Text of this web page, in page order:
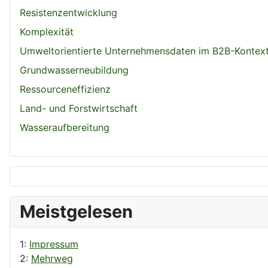
Resistenzentwicklung
Komplexität
Umweltorientierte Unternehmensdaten im B2B-
Grundwasserneubildung
Ressourceneffizienz
Land- und Forstwirtschaft
Wasseraufbereitung
Meistgelesen
1: Impressum
2: Mehrweg